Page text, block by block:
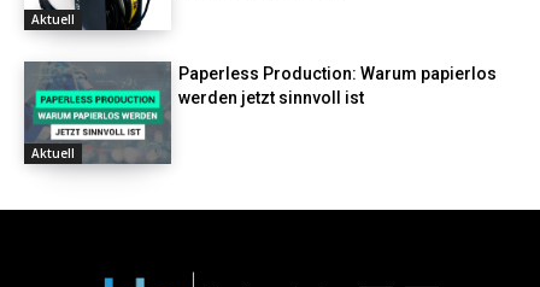
Aktuell
Aktuell
Paperless Production: Warum papierlos
werden jetzt sinnvoll ist